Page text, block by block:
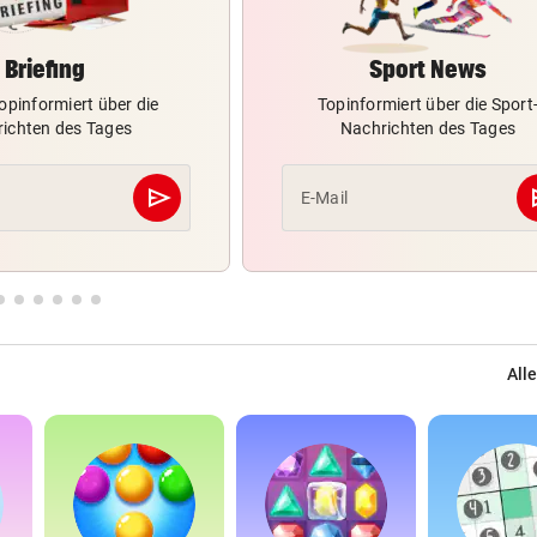
Briefing
über die
des Tages
send
Abschicken
Sport News
Topinformiert über die
Nachrichten des Tages
E-Mail